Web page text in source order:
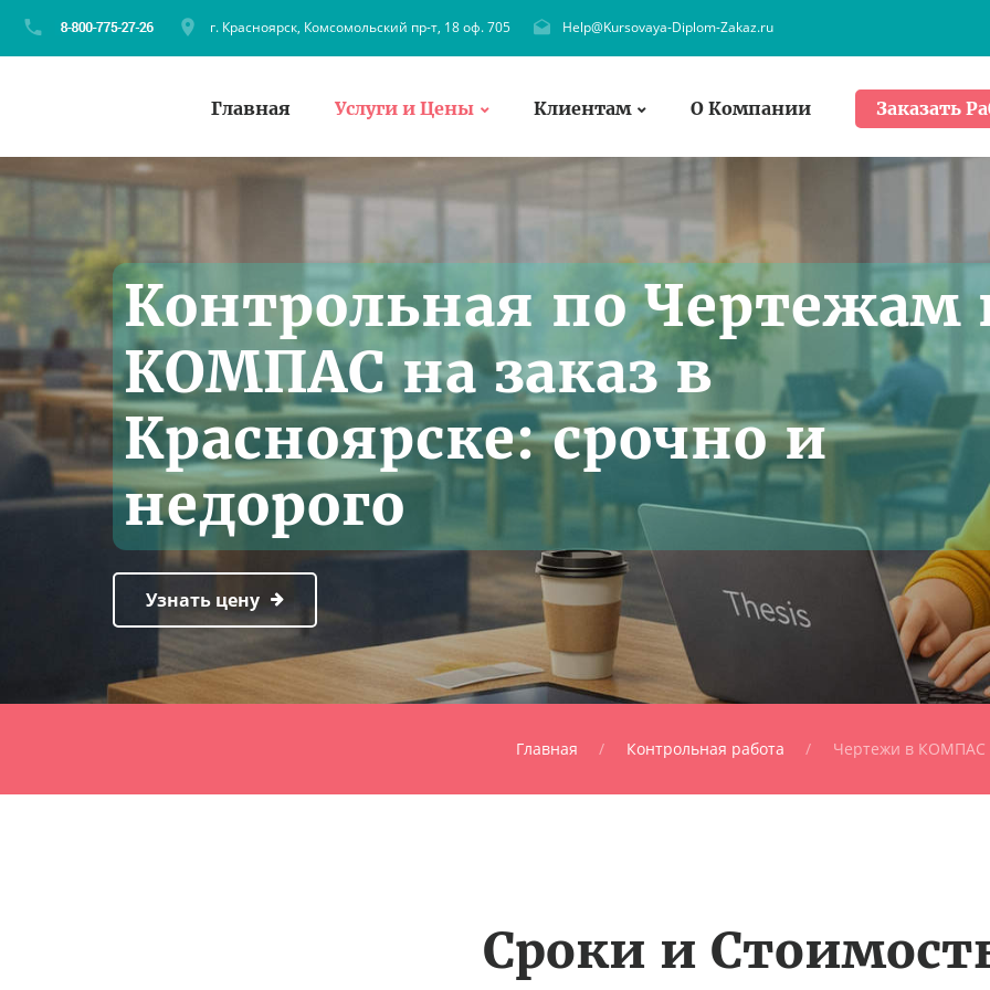
г. Красноярск, Комсомольский пр-т, 18 оф. 705 Help@Kursovaya-Diplom-Zakaz.ru
Главная Услуги и Цены Клиентам О Компании Заказать
Контрольная по Чертежам
КОМПАС на заказ в
Красноярске: срочно и
недорого
Узнать цену
Главная Контрольная работа Чертежи в КОМПАС
Сроки и